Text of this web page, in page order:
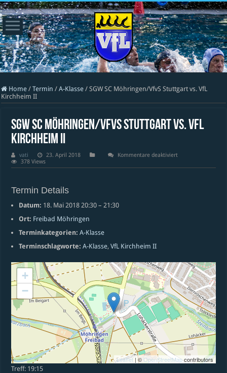
Home / Termin / A-Klasse / SGW SC Möhringen/VfvS Stuttgart vs. VfL
Kirchheim II
SGW SC Möhringen/VfvS Stuttgart vs. VfL
Kirchheim II
vati 23. April 2018 Kommentare deaktiviertfür
SC
378 Views
Termin Details
Datum: 18. Mai 2018 20:30 –21:30
Ort: Freibad Möhringen
Terminkategorien: A-Klasse
Terminschlagworte: A-Klasse,VfL Kirchheim II
+
−
Leaflet| ©OpenStreetMapcontributors
Treff: 19:15